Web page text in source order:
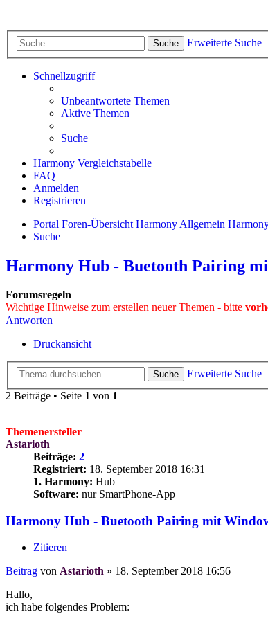
Suche Erweiterte Suche
Schnellzugriff
Unbeantwortete Themen
Aktive Themen
Suche
Harmony Vergleichstabelle
FAQ
Anmelden
Registrieren
Portal Foren-Übersicht Harmony Allgemein
Suche
Harmony Hub - Buetooth Pairing
Forumsregeln
Wichtige Hinweise zum erstellen neuer Themen - bitte
Antworten
Druckansicht
Suche
Erweiterte Suche
2 Beiträge • Seite 1 von 1
Themenersteller
Astarioth
Beiträge: 2
Registriert: 18. September 2018 16:31
1. Harmony: Hub
Software: nur SmartPhone-App
Harmony Hub - Buetooth Pairing mit
Zitieren
Beitrag von Astarioth » 18. September 2018 16:56
Hallo,
ich habe folgendes Problem: